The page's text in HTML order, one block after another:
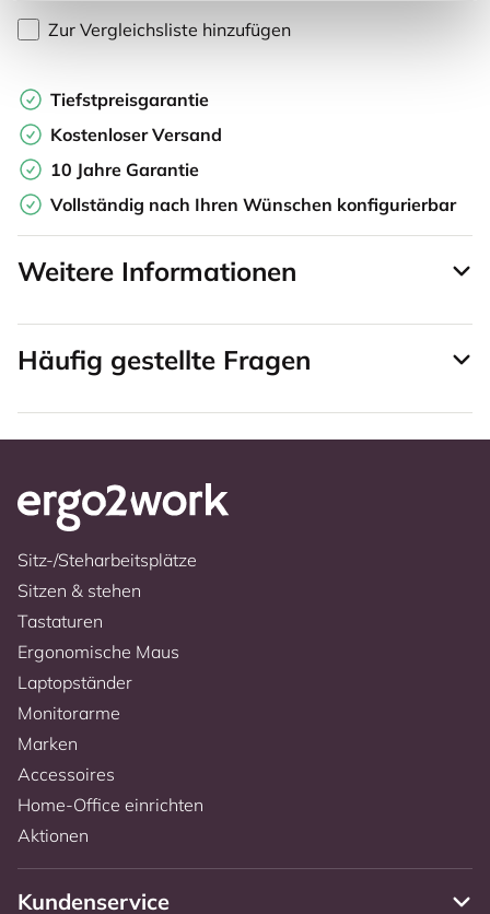
Zur Vergleichsliste hinzufügen
Tiefstpreisgarantie
Kostenloser Versand
10 Jahre Garantie
Vollständig nach Ihren Wünschen konfigurierbar
Weitere Informationen
Häufig gestellte Fragen
Sitz-/Steharbeitsplätze
Sitzen & stehen
Tastaturen
Ergonomische Maus
Laptopständer
Monitorarme
Marken
Accessoires
Home-Office einrichten
Aktionen
Kundenservice